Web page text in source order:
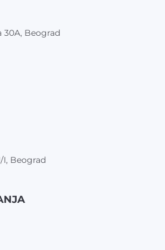
Beograd
I, Beograd